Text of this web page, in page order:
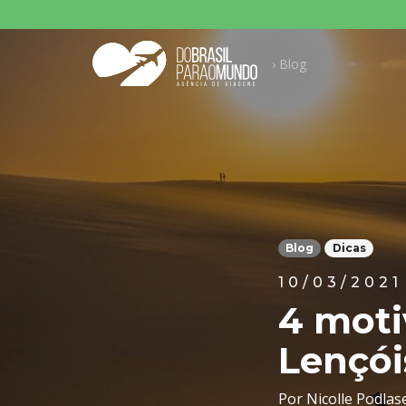
› Blog
Blog Dicas
10/03/2021
4
Por Nicolle